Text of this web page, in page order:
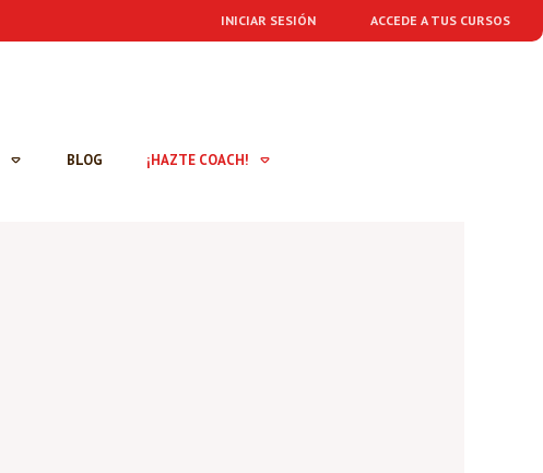
INICIAR SESIÓN ACCEDE A TUS CURSOS
BLOG ¡HAZTE COACH!